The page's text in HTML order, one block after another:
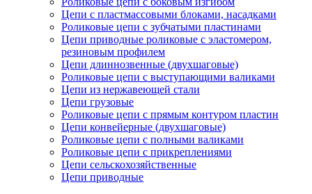
Цепи с пластмассовыми блоками, насадками
Роликовые цепи с зубчатыми пластинами
Цепи приводные роликовые с эластомером,
резиновым профилем
Цепи длиннозвенные (двухшаговые)
Роликовые цепи с выступающими валиками
Цепи из нержавеющей стали
Цепи грузовые
Роликовые цепи с прямым контуром пластин
Цепи конвейерные (двухшаговые)
Роликовые цепи с полными валиками
Роликовые цепи с прикреплениями
Цепи сельскохозяйственные
Цепи приводные